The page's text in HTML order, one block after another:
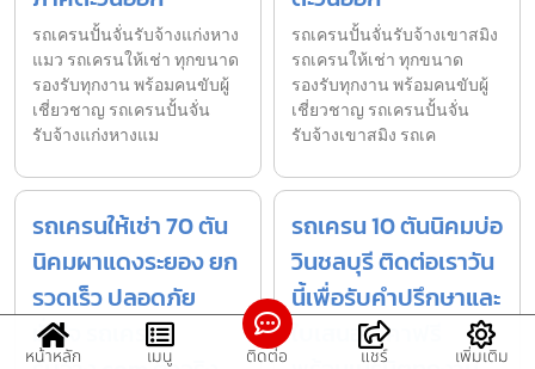
รถเครนปั้นจั่นรับจ้างแก่งหาง
แมว รถเครนให้เช่า ทุกขนาด
รองรับทุกงาน พร้อมคนขับผู้
เชี่ยวชาญ รถเครนปั้นจั่น
รับจ้างแก่งหางแม
รถเครนปั้นจั่นรับจ้างเขาสมิง
รถเครนให้เช่า ทุกขนาด
รองรับทุกงาน พร้อมคนขับผู้
เชี่ยวชาญ รถเครนปั้นจั่น
รับจ้างเขาสมิง รถเค
รถเครนให้เช่า 70 ตัน
นิคมผาแดงระยอง ยก
รวดเร็ว ปลอดภัย
มั่นใจ รถเครน
รถเครน 10 ตันนิคมบ่อ
วินชลบุรี ติดต่อเราวัน
นี้เพื่อรับคำปรึกษาและ
ใบเสนอราคาฟรี
หน้าหลัก เมนู ติดต่อ แชร์ เพิ่มเติม